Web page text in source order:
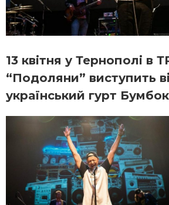
13 квітня у Тернополі в
“Подоляни” виступить
український гурт